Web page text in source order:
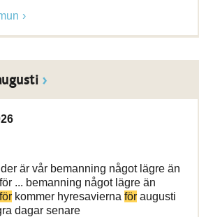
är vår bemanning något lägre än
... bemanning något lägre än
kommer hyresavierna för augusti
dagar senare